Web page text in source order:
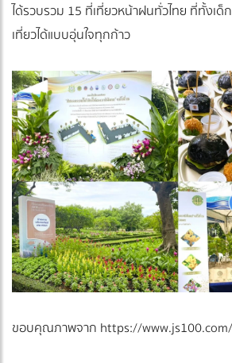
ได้รวบรวม 15 ที่เที่ยวหน้าฝนทั่วไทย ที่ทั้งเ
เที่ยวได้แบบอุ่นใจทุกก้าว
ขอบคุณภาพจาก https://www.js100.com/